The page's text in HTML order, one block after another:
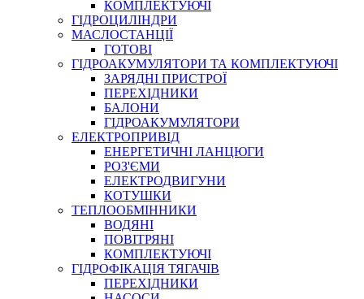
СПЕЦІАЛЬНІ
ГЕРМЕТИКИ
КЛЕЇ, ЦЕМЕНТИ, ЕПОКСИДКИ
РЕМОНТ ГІДРОЦИЛІНДРІВ
КОМПЛЕКТУЮЧІ
ГІДРОЦИЛІНДРИ
МАСЛОСТАНЦІЇ
ГОТОВІ
ГІДРОАКУМУЛЯТОРИ ТА КОМПЛЕКТУЮЧІ
ЗАРЯДНІ ПРИСТРОЇ
ПЕРЕХІДНИКИ
БАЛОНИ
ГІДРОАКУМУЛЯТОРИ
ЕЛЕКТРОПРИВІД
ЕНЕРГЕТИЧНІ ЛАНЦЮГИ
РОЗ'ЄМИ
ЕЛЕКТРОДВИГУНИ
КОТУШКИ
ТЕПЛООБМІННИКИ
ВОДЯНІ
ПОВІТРЯНІ
КОМПЛЕКТУЮЧІ
ГІДРОФІКАЦІЯ ТЯГАЧІВ
ПЕРЕХІДНИКИ